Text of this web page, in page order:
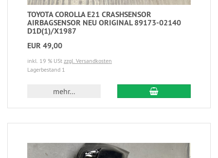
TOYOTA COROLLA E21 CRASHSENSOR
AIRBAGSENSOR NEU ORIGINAL 89173-02140
D1D(1)/X1987
EUR 49,00
inkl. 19 % USt zzgl. Versandkosten
Lagerbestand 1
mehr...